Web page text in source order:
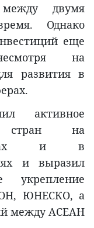
двумя
Однако
еще
на
развития в
активное
стран на
и в
и выразил
укрепление
ЮНЕСКО, а
между АСЕАН